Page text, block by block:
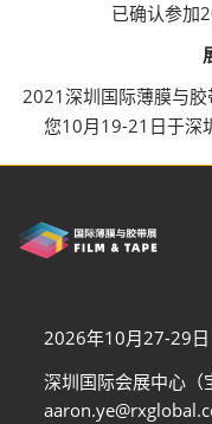
已确认参加
2021深圳国际薄膜与
您10月19-21日于深
2026年10月27-29日
深圳国际会展中心（